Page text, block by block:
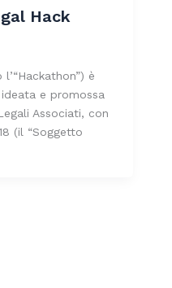
Hack
l’“Hackathon”) è
e promossa
Associati, con
(il “Soggetto